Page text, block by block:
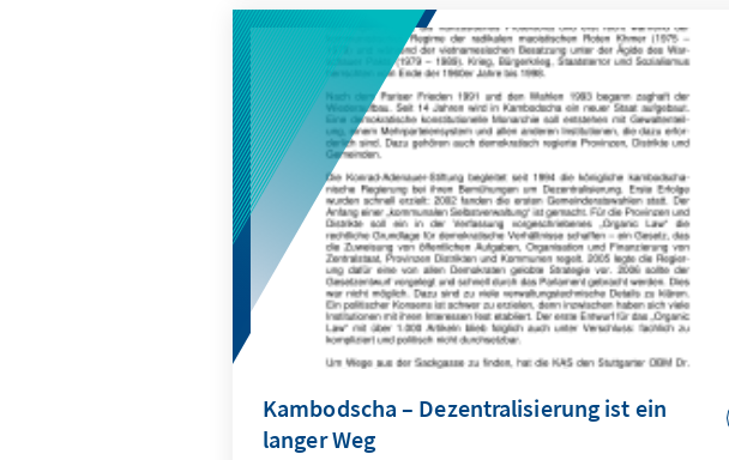
Bestimmungen des Gesetzes, der
Implementierungsvorschriften und weiterer
Hintergrundinformationen basiert. Zum ersten Mal
werden auch Entscheidungen des Schlichtungsrats
und Urteile der Zivilgerichte diskutiert. Das Buch
konzentriert sich auf die Arbeitsgesetze und –praxis
in anderen Ländern.
Kambodscha – Dezentralisierung ist ein
langer Weg